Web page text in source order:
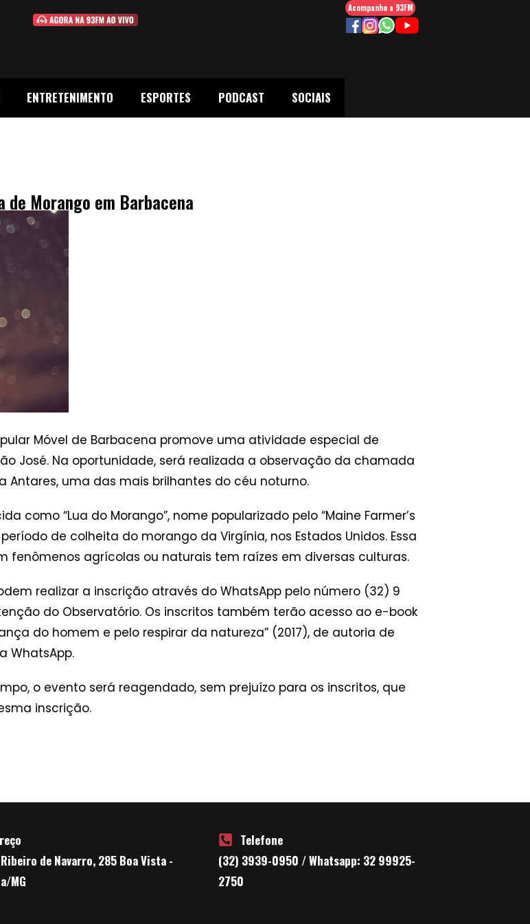
ENTRETENIMENTO ESPORTES PODCAST SOCIAIS
Acompanhe a 93FM
Morango em Barbacena
Móvel de Barbacena promove uma atividade especial de
José. Na oportunidade, será realizada a observação da chamada
Antares, uma das mais brilhantes do céu noturno.
como “Lua do Morango”, nome popularizado pelo “Maine Farmer’s
de colheita do morango da Virgínia, nos Estados Unidos. Essa
fenômenos agrícolas ou naturais tem raízes em diversas culturas.
realizar a inscrição através do WhatsApp pelo número (32) 9
do Observatório. Os inscritos também terão acesso ao e-book
do homem e pelo respirar da natureza” (2017), de autoria de
WhatsApp.
o evento será reagendado, sem prejuízo para os inscritos, que
inscrição.
Ribeiro de Navarro, 285 Boa Vista -
MG
Telefone
(32) 3939-0950 / Whatsapp: 32 99925-
2750